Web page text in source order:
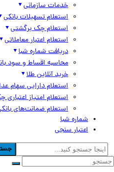
خدمات سازمانی
استعلام تسهیلات بانکی
استعلام چک برگشتی
استعلام اعتبار معاملاتی
دریافت شماره شبا
محاسبه اقساط و سود بانکی
خرید آنلاین طلا
استعلام دارایی سهام عدالت
استعلام امتیاز اعتباری چک
استعلام ضمانت‌های بانکی
شماره شبا
اعتبار سنجی
جستجو